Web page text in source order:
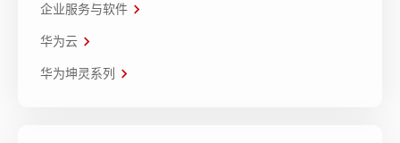
企业服务与软件
华为云
华为坤灵系列